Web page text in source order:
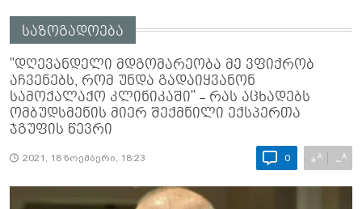
საზოგადოება
"დღევანდელი მდგომარეობა მე ვფიქრობ
აჩვენებს, რომ უნდა გადაიყვანონ
სამოქალაქო კლინიკაში" - რას აცხადებს
ომბუდსმენის მიერ შექმნილი ექსპერთა
ჯგუფის წევრი
2021, 18 ნოემბერი, 18:23 0 +A −A